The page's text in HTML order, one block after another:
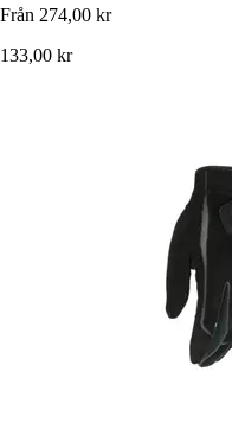
Från 274,00 kr
133,00 kr